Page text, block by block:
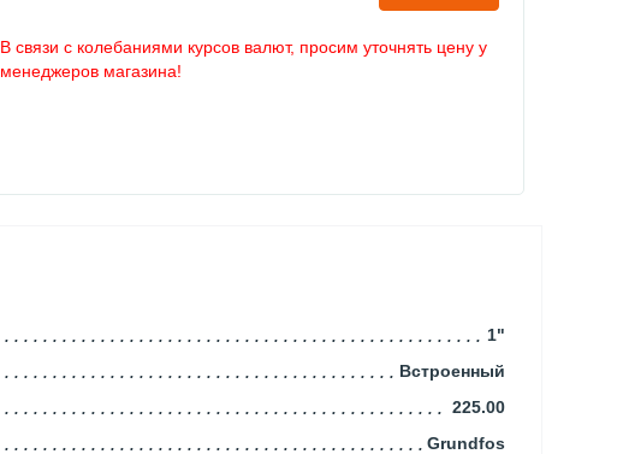
В связи с колебаниями курсов валют, просим уточнять цену у
менеджеров магазина!
1"
Встроенный
225.00
Grundfos